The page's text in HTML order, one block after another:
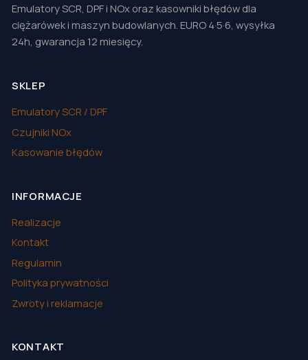
Emulatory SCR, DPF i NOx oraz kasowniki błędów dla
ciężarówek i maszyn budowlanych. EURO 4·5·6, wysyłka
24h, gwarancja 12 miesięcy.
SKLEP
Emulatory SCR / DPF
Czujniki NOx
Kasowanie błędów
INFORMACJE
Realizacje
Kontakt
Regulamin
Polityka prywatności
Zwroty i reklamacje
KONTAKT